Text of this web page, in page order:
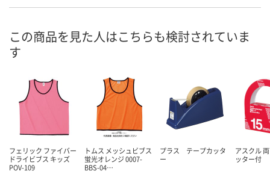
カゴへ カゴへ カ
この商品を見た人はこちらも検討されていま
す
フェリック ファイバー
ドライビブス キッズ
POV-109
トムス メッシュビブス
蛍光オレンジ 0007-
BBS-04…
プラス テープカッタ
ー
アスクル
ッター付